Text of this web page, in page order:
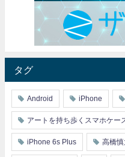
タグ
Android iPhone
アートを持ち歩くスマホケー
iPhone 6s Plus 高橋慎